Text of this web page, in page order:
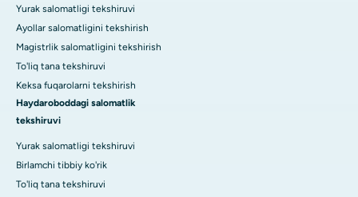
Yurak salomatligi tekshiruvi
Ayollar salomatligini tekshirish
Magistrlik salomatligini tekshirish
To'liq tana tekshiruvi
Keksa fuqarolarni tekshirish
Haydaroboddagi salomatlik
tekshiruvi
Yurak salomatligi tekshiruvi
Birlamchi tibbiy ko'rik
To'liq tana tekshiruvi